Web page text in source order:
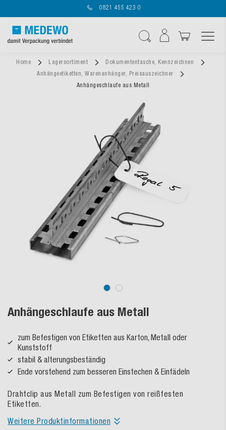
0821 455 423 0
Home Lagersortiment
Dokumententasche, Kennzeichnen
Anhängeetiketten, Warenanhänger, Preisauszeichner
Anhängeschlaufe aus Metall
Anhängeschlaufe aus Metall
zum Befestigen von Etiketten aus Karton, Metall oder
Kunststoff
stabil & alterungsbeständig
Ende vorstehend zum besseren Einstechen & Einfädeln
Drahtclip aus Metall zum Befestigen von reißfesten
Etiketten.
Weitere Produktinformationen